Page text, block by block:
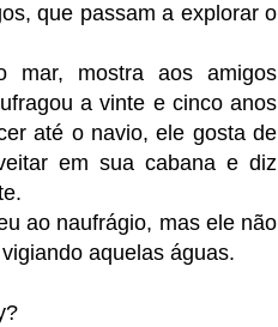
que passam a explorar o
mar, mostra aos amigos
a vinte e cinco anos
até o navio, ele gosta de
em sua cabana e diz
ao naufrágio, mas ele não
aquelas águas.